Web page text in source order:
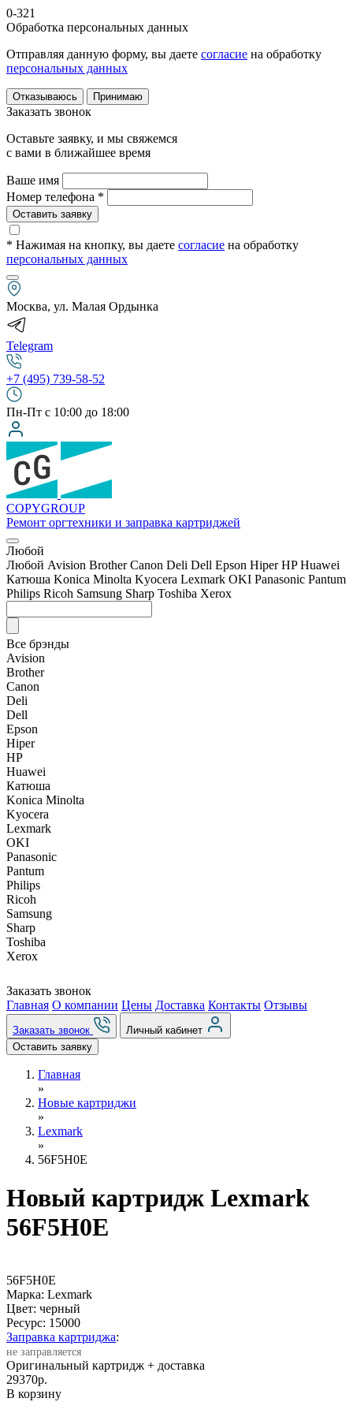
0-321
Обработка персональных данных
Отправляя данную форму, вы даете согласие на обработку
персональных данных
Отказываюсь Принимаю
Заказать звонок
Оставьте заявку, и мы свяжемся
с вами в ближайшее время
Ваше имя
Номер телефона *
Оставить заявку
* Нажимая на кнопку, вы даете согласие на обработку
персональных данных
Москва, ул. Малая Ордынка
Telegram
+7 (495) 739-58-52
Пн-Пт с 10:00 до 18:00
COPYGROUP
Ремонт оргтехники и заправка картриджей
Любой
Любой Avision Brother Canon Deli Dell Epson Hiper HP Huawei
Катюша Konica Minolta Kyocera Lexmark OKI Panasonic Pantum
Philips Ricoh Samsung Sharp Toshiba Xerox
Все брэнды
Avision
Brother
Canon
Deli
Dell
Epson
Hiper
HP
Huawei
Катюша
Konica Minolta
Kyocera
Lexmark
OKI
Panasonic
Pantum
Philips
Ricoh
Samsung
Sharp
Toshiba
Xerox
Заказать звонок
Главная О компании Цены Доставка Контакты Отзывы
Заказать звонок
Личный кабинет
Оставить заявку
Главная
»
Новые картриджи
»
Lexmark
»
56F5H0E
Новый картридж Lexmark
56F5H0E
56F5H0E
Марка: Lexmark
Цвет: черный
Ресурс: 15000
Заправка картриджа:
не заправляется
Оригинальный картридж + доставка
29370р.
В корзину